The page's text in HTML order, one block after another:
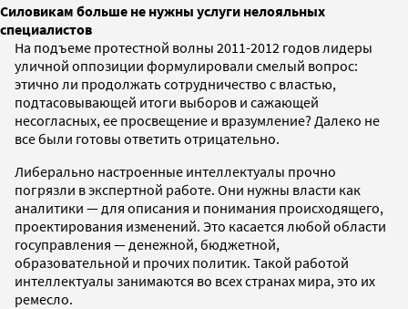
Силовикам больше не нужны услуги нелояльных
специалистов
На подъеме протестной волны 2011-2012 годов лидеры
уличной оппозиции формулировали смелый вопрос:
этично ли продолжать сотрудничество c властью,
подтасовывающей итоги выборов и сажающей
несогласных, ее просвещение и вразумление? Далеко не
все были готовы ответить отрицательно.
Либерально настроенные интеллектуалы прочно
погрязли в экспертной работе. Они нужны власти как
аналитики — для описания и понимания происходящего,
проектирования изменений. Это касается любой области
госуправления — денежной, бюджетной,
образовательной и прочих политик. Такой работой
интеллектуалы занимаются во всех странах мира, это их
ремесло.